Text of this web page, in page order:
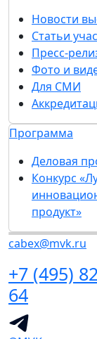
Новости
Статьи
Пресс-
Фото и
Для СМИ
Программа
Деловая
Конкурс
продукт»
cabex@mvk.ru
+7 (495)
64